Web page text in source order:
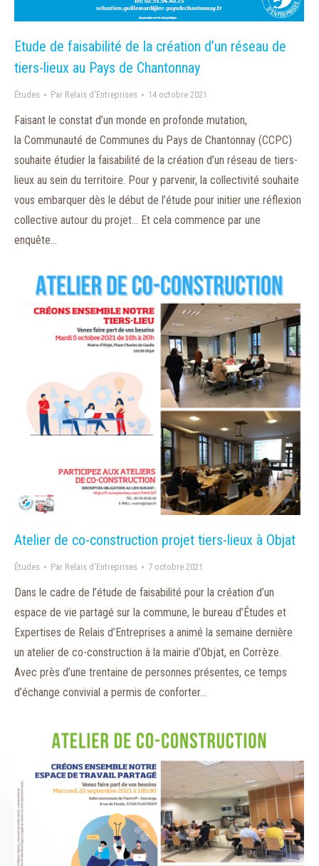
Etude de faisabilité de la création d’un réseau de
tiers-lieux au Pays de Chantonnay
Études Par Relais d'Entreprises 14 octobre 2021
Faisant le constat d’un monde en profonde mutation,
la Communauté de Communes du Pays de Chantonnay (CCPC)
souhaite étudier la faisabilité de la création d’un réseau de tiers-
lieux au sein du territoire. Pour y parvenir, la collectivité souhaite
vous embarquer dès le début de l’étude pour initier une réflexion
collective autour du projet… Et cela commence par une
enquête…
Atelier de co-construction projet tiers-lieux à Objat
Études Par Relais d'Entreprises 7 octobre 2021
Dans le cadre de l’étude de faisabilité pour la création d’un
espace de vie partagé sur la commune, le bureau d’Études et
Expertises de Relais d’Entreprises a animé la semaine dernière
un atelier de co-construction à la mairie d’Objat, en Corrèze.
Avec près d’une trentaine de personnes présentes, ce temps
d’échange convivial a permis de conforter…